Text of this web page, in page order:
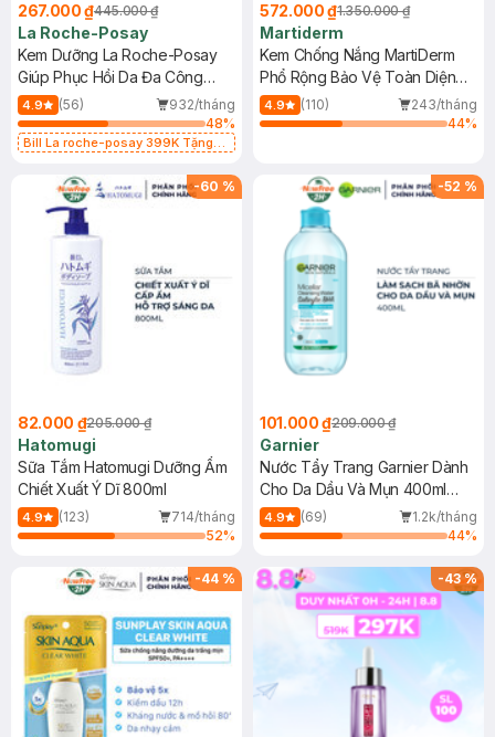
267.000 ₫445.000 ₫
La Roche-Posay
Kem Dưỡng La Roche-Posay
Giúp Phục Hồi Da Đa Công
Dụng 40ml
4.9 (56)
932/tháng
48%
Bill La roche-posay 399K Tặng
(SL có hạn)
572.000 ₫1.350.000 ₫
Martiderm
Kem Chống Nắng MartiDerm
Phổ Rộng Bảo Vệ Toàn Diện
40ml
4.9 (110)
243/tháng
44%
-60 %
82.000 ₫205.000 ₫
Hatomugi
Sữa Tắm Hatomugi Dưỡng Ẩm
Chiết Xuất Ý Dĩ 800ml
4.9 (123)
714/tháng
52%
-52 %
101.000 ₫209.000 ₫
Garnier
Nước Tẩy Trang Garnier Dành
Cho Da Dầu Và Mụn 400ml
(Mới)
4.9 (69)
1.2k/tháng
44%
-44 % -43%